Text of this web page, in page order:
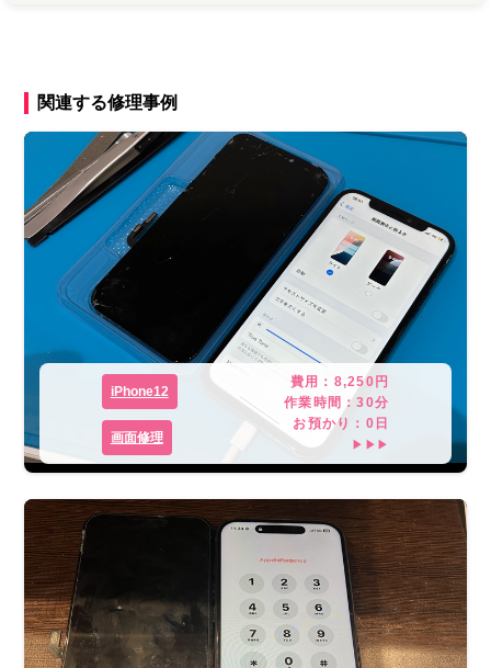
関連する修理事例
iPhone12
画面修理
費用： 8,250 円
作業時間：30分
お預かり： 0 日
▶▶▶